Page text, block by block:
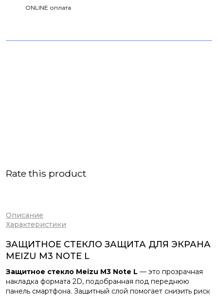
ONLINE оплата
Rate this product
Описание
Характеристики
ЗАЩИТНОЕ СТЕКЛО ЗАЩИТА ДЛЯ ЭКРАНА
MEIZU M3 NOTE L
Защитное стекло Meizu M3 Note L — это прозрачная
накладка формата 2D, подобранная под переднюю
панель смартфона. Защитный слой помогает снизить риск